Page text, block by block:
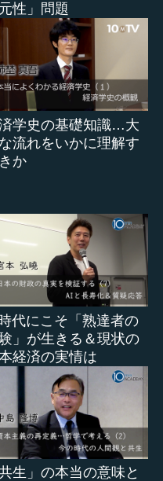
躍が評価さ...
性」問題
学史の基礎知識…大
流れをいかに理解す
か
代にこそ「熟達者の
」が生きる＆現状の
経済の実情は
共生」の本当の意味と